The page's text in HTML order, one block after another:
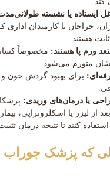
ایستاده یا نشسته
جراحان یا کارمندان
هستند.
ورم پا هستند: مخصوصاً
متورم می‌شود.
برای بهبود گردش خون و
یا درمان‌های وریدی:
از لیزر یا اسکلروتراپی،
کنند تا نتیجه درمان
که پزشک